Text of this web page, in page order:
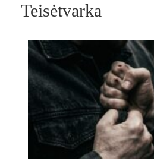
Teisėtvarka